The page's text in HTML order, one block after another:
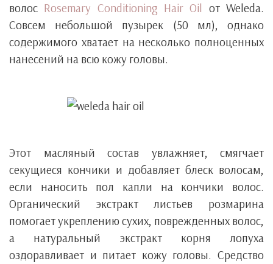
волос Rosemary Conditioning Hair Oil от Weleda.
Совсем небольшой пузырек (50 мл), однако
содержимого хватает на несколько полноценных
нанесений на всю кожу головы.
Этот масляный состав увлажняет, смягчает
секущиеся кончики и добавляет блеск волосам,
если наносить пол капли на кончики волос.
Органический экстракт листьев розмарина
помогает укреплению сухих, поврежденных волос,
а натуральный экстракт корня лопуха
оздоравливает и питает кожу головы. Средство